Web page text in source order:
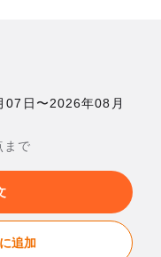
07日〜2026年08月
まで
追加